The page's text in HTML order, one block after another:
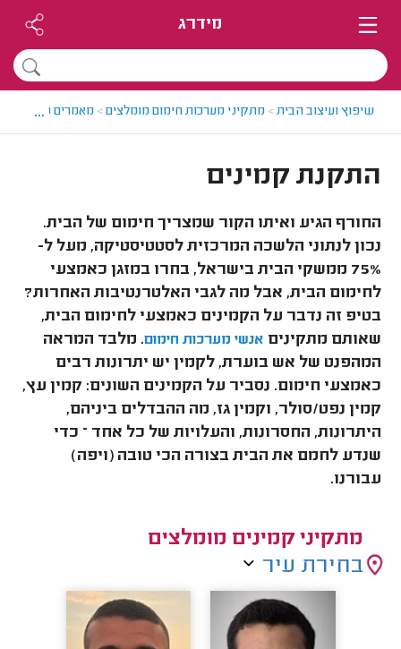
מידרג
שיפוץ ועיצוב הבית> מתקיני מערכות חימום מומלצים> מאמרים על...
התקנת קמינים
החורף הגיע ואיתו הקור שמצריך חימום של הבית.
נכון לנתוני הלשכה המרכזית לסטטיסטיקה, מעל ל-
75% ממשקי הבית בישראל, בחרו במזגן כאמצעי
לחימום הבית, אבל מה לגבי האלטרנטיבות האחרות?
בטיפ זה נדבר על הקמינים כאמצעי לחימום הבית,
שאותם מתקינים אנשי מערכות חימום. מלבד המראה
המהפנט של אש בוערת, לקמין יש יתרונות רבים
כאמצעי חימום. נסביר על הקמינים השונים: קמין עץ,
קמין נפט/סולר, וקמין גז, מה ההבדלים ביניהם,
היתרונות, החסרונות, והעלויות של כל אחד – כדי
שנדע לחמם את הבית בצורה הכי טובה (ויפה)
עבורנו.
מתקיני קמינים מומלצים
בחירת עיר